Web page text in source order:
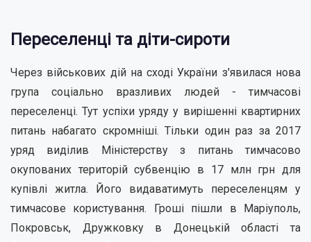
Переселенці та діти-сироти
Через військових дій на сході України з'явилася нова
група соціально вразливих людей - тимчасові
переселенці. Тут успіхи уряду у вирішенні квартирних
питань набагато скромніші. Тільки один раз за 2017
уряд виділив Міністерству з питань тимчасово
окупованих територій субвенцію в 17 млн ​​грн для
купівлі житла. Його видаватимуть переселенцям у
тимчасове користування. Гроші пішли в Маріуполь,
Покровськ, Дружковку в Донецькій області та